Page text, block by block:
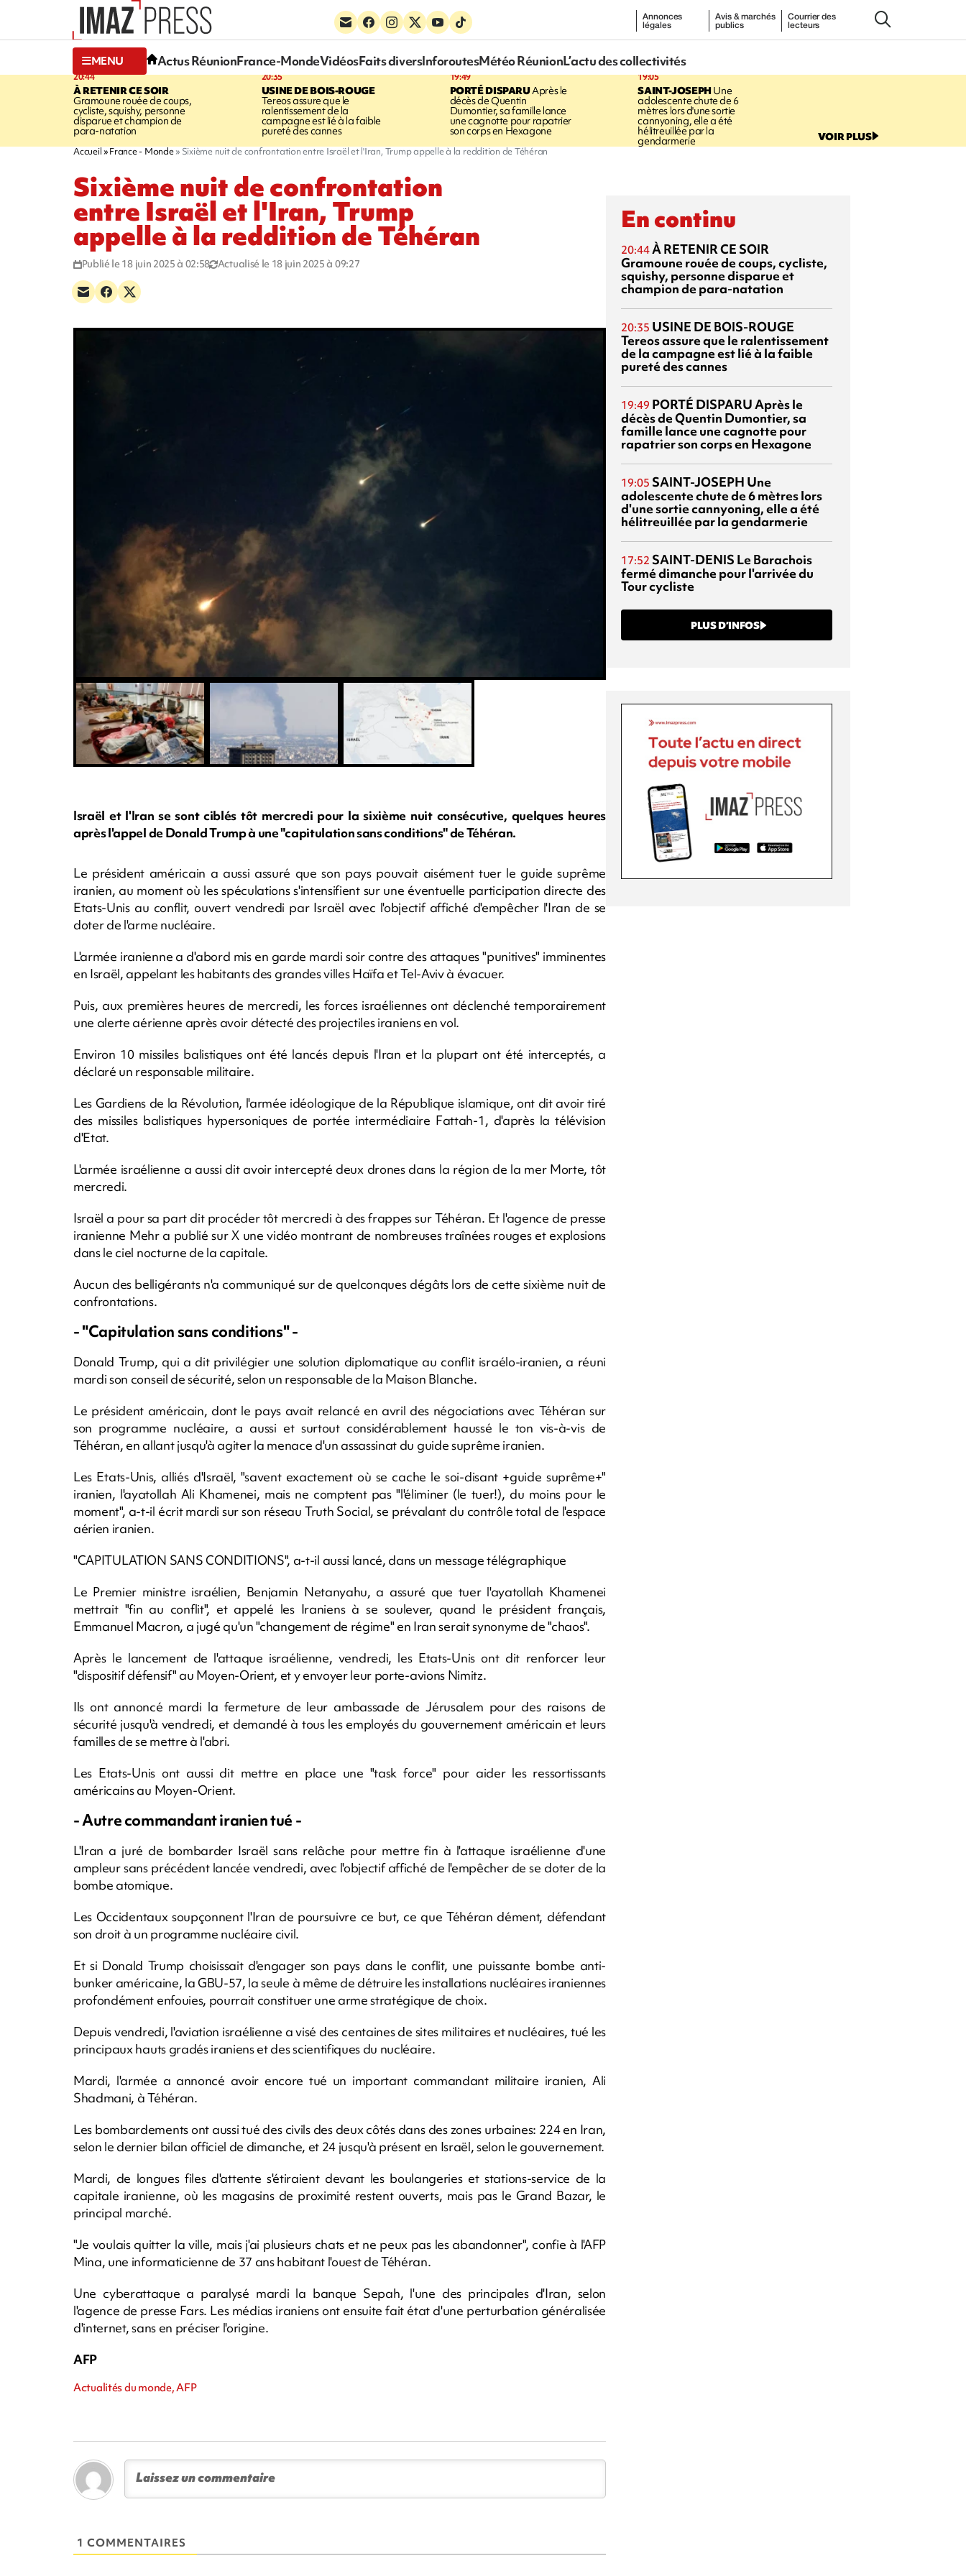
Annonces
légales
Avis & marchés
publics
Courrier des
lecteurs
MENU Actus RéunionFrance-MondeVidéosFaits diversInforoutesMétéo RéunionL’actu des collectivités
20:44
À RETENIR CE SOIR
Gramoune rouée de coups,
cycliste, squishy, personne
disparue et champion de
para-natation
20:35
USINE DE BOIS-ROUGE
Tereos assure que le
ralentissement de la
campagne est lié à la faible
pureté des cannes
19:49
PORTÉ DISPARUAprès le
décès de Quentin
Dumontier, sa famille lance
une cagnotte pour rapatrier
son corps en Hexagone
19:05
SAINT-JOSEPHUne
adolescente chute de 6
mètres lors d'une sortie
cannyoning, elle a été
hélitreuillée par la
gendarmerie VOIR PLUS
Accueil France - Monde Sixième nuit de confrontation entre Israël et l'Iran, Trump appelle à la reddition de Téhéran
Sixième nuit de confrontation
entre Israël et l'Iran, Trump
appelle à la reddition de Téhéran
Publié le 18 juin 2025 à 02:58 Actualisé le 18 juin 2025 à 09:27
Israël et l'Iran se sont ciblés tôt mercredi pour la sixième nuit consécutive, quelques heures
après l'appel de Donald Trump à une "capitulation sans conditions" de Téhéran.
Le président américain a aussi assuré que son pays pouvait aisément tuer le guide suprême
iranien, au moment où les spéculations s'intensifient sur une éventuelle participation directe des
Etats-Unis au conflit, ouvert vendredi par Israël avec l'objectif affiché d'empêcher l'Iran de se
doter de l'arme nucléaire.
L'armée iranienne a d'abord mis en garde mardi soir contre des attaques "punitives" imminentes
en Israël, appelant les habitants des grandes villes Haïfa et Tel-Aviv à évacuer.
Puis, aux premières heures de mercredi, les forces israéliennes ont déclenché temporairement
une alerte aérienne après avoir détecté des projectiles iraniens en vol.
Environ 10 missiles balistiques ont été lancés depuis l'Iran et la plupart ont été interceptés, a
déclaré un responsable militaire.
Les Gardiens de la Révolution, l'armée idéologique de la République islamique, ont dit avoir tiré
des missiles balistiques hypersoniques de portée intermédiaire Fattah-1, d'après la télévision
d'Etat.
L'armée israélienne a aussi dit avoir intercepté deux drones dans la région de la mer Morte, tôt
mercredi.
Israël a pour sa part dit procéder tôt mercredi à des frappes sur Téhéran. Et l'agence de presse
iranienne Mehr a publié sur X une vidéo montrant de nombreuses traînées rouges et explosions
dans le ciel nocturne de la capitale.
Aucun des belligérants n'a communiqué sur de quelconques dégâts lors de cette sixième nuit de
confrontations.
- "Capitulation sans conditions" -
Donald Trump, qui a dit privilégier une solution diplomatique au conflit israélo-iranien, a réuni
mardi son conseil de sécurité, selon un responsable de la Maison Blanche.
Le président américain, dont le pays avait relancé en avril des négociations avec Téhéran sur
son programme nucléaire, a aussi et surtout considérablement haussé le ton vis-à-vis de
Téhéran, en allant jusqu'à agiter la menace d'un assassinat du guide suprême iranien.
Les Etats-Unis, alliés d'Israël, "savent exactement où se cache le soi-disant +guide suprême+"
iranien, l'ayatollah Ali Khamenei, mais ne comptent pas "l'éliminer (le tuer!), du moins pour le
moment", a-t-il écrit mardi sur son réseau Truth Social, se prévalant du contrôle total de l'espace
aérien iranien.
"CAPITULATION SANS CONDITIONS", a-t-il aussi lancé, dans un message télégraphique
Le Premier ministre israélien, Benjamin Netanyahu, a assuré que tuer l'ayatollah Khamenei
mettrait "fin au conflit", et appelé les Iraniens à se soulever, quand le président français,
Emmanuel Macron, a jugé qu'un "changement de régime" en Iran serait synonyme de "chaos".
Après le lancement de l'attaque israélienne, vendredi, les Etats-Unis ont dit renforcer leur
"dispositif défensif" au Moyen-Orient, et y envoyer leur porte-avions Nimitz.
Ils ont annoncé mardi la fermeture de leur ambassade de Jérusalem pour des raisons de
sécurité jusqu'à vendredi, et demandé à tous les employés du gouvernement américain et leurs
familles de se mettre à l'abri.
Les Etats-Unis ont aussi dit mettre en place une "task force" pour aider les ressortissants
américains au Moyen-Orient.
- Autre commandant iranien tué -
L'Iran a juré de bombarder Israël sans relâche pour mettre fin à l'attaque israélienne d'une
ampleur sans précédent lancée vendredi, avec l'objectif affiché de l'empêcher de se doter de la
bombe atomique.
Les Occidentaux soupçonnent l'Iran de poursuivre ce but, ce que Téhéran dément, défendant
son droit à un programme nucléaire civil.
Et si Donald Trump choisissait d'engager son pays dans le conflit, une puissante bombe anti-
bunker américaine, la GBU-57, la seule à même de détruire les installations nucléaires iraniennes
profondément enfouies, pourrait constituer une arme stratégique de choix.
Depuis vendredi, l'aviation israélienne a visé des centaines de sites militaires et nucléaires, tué les
principaux hauts gradés iraniens et des scientifiques du nucléaire.
Mardi, l'armée a annoncé avoir encore tué un important commandant militaire iranien, Ali
Shadmani, à Téhéran.
Les bombardements ont aussi tué des civils des deux côtés dans des zones urbaines: 224 en Iran,
selon le dernier bilan officiel de dimanche, et 24 jusqu'à présent en Israël, selon le gouvernement.
Mardi, de longues files d'attente s'étiraient devant les boulangeries et stations-service de la
capitale iranienne, où les magasins de proximité restent ouverts, mais pas le Grand Bazar, le
principal marché.
"Je voulais quitter la ville, mais j'ai plusieurs chats et ne peux pas les abandonner", confie à l'AFP
Mina, une informaticienne de 37 ans habitant l'ouest de Téhéran.
Une cyberattaque a paralysé mardi la banque Sepah, l'une des principales d'Iran, selon
l'agence de presse Fars. Les médias iraniens ont ensuite fait état d'une perturbation généralisée
d'internet, sans en préciser l'origine.
AFP
Actualités du monde, AFP
1 COMMENTAIRES
En continu
20:44À RETENIR CE SOIR
Gramoune rouée de coups, cycliste,
squishy, personne disparue et
champion de para-natation
20:35 USINE DE BOIS-ROUGE
Tereos assure que le ralentissement
de la campagne est lié à la faible
pureté des cannes
19:49 PORTÉ DISPARUAprès le
décès de Quentin Dumontier, sa
famille lance une cagnotte pour
rapatrier son corps en Hexagone
19:05 SAINT-JOSEPH Une
adolescente chute de 6 mètres lors
d'une sortie cannyoning, elle a été
hélitreuillée par la gendarmerie
17:52 SAINT-DENIS Le Barachois
fermé dimanche pour l'arrivée du
Tour cycliste
PLUS D’INFOS